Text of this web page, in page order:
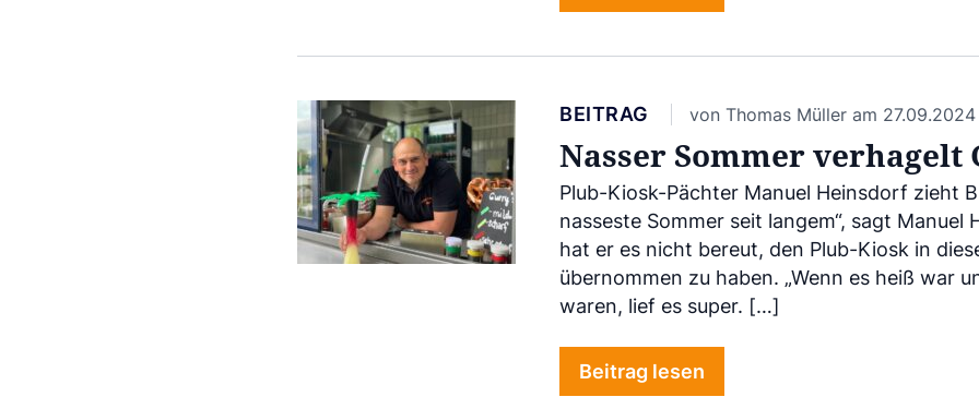
BEITRAG von Thomas Müller am 27.09.2024
Nasser Sommer verhagelt
Plub-Kiosk-Pächter Manuel Heinsdorf zieht
nasseste Sommer seit langem“, sagt Manuel
hat er es nicht bereut, den Plub-Kiosk in
übernommen zu haben. „Wenn es heiß war
waren, lief es super. […]
Beitrag lesen